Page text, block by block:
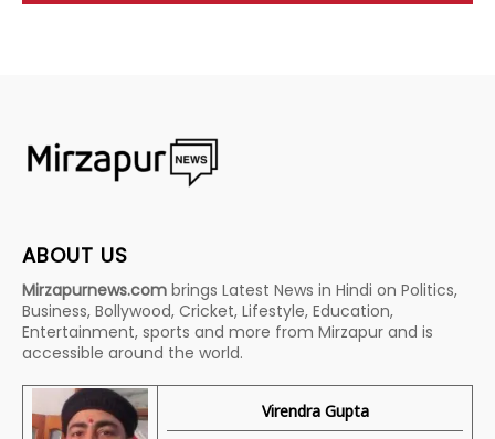
ABOUT US
Mirzapurnews.com brings Latest News in Hindi on Politics,
Business, Bollywood, Cricket, Lifestyle, Education,
Entertainment, sports and more from Mirzapur and is
accessible around the world.
Virendra Gupta